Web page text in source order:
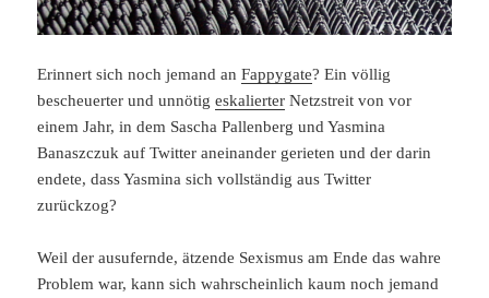
Erinnert sich noch jemand anFappygate? Ein völlig
bescheuerter und unnötigeskalierter Netzstreit von vor
einem Jahr, in dem Sascha Pallenberg und Yasmina
Banaszczuk auf Twitter aneinander gerieten und der darin
endete, dass Yasmina sich vollständig aus Twitter
zurückzog?
Weil der ausufernde, ätzende Sexismus am Ende das wahre
Problem war, kann sich wahrscheinlich kaum noch jemand